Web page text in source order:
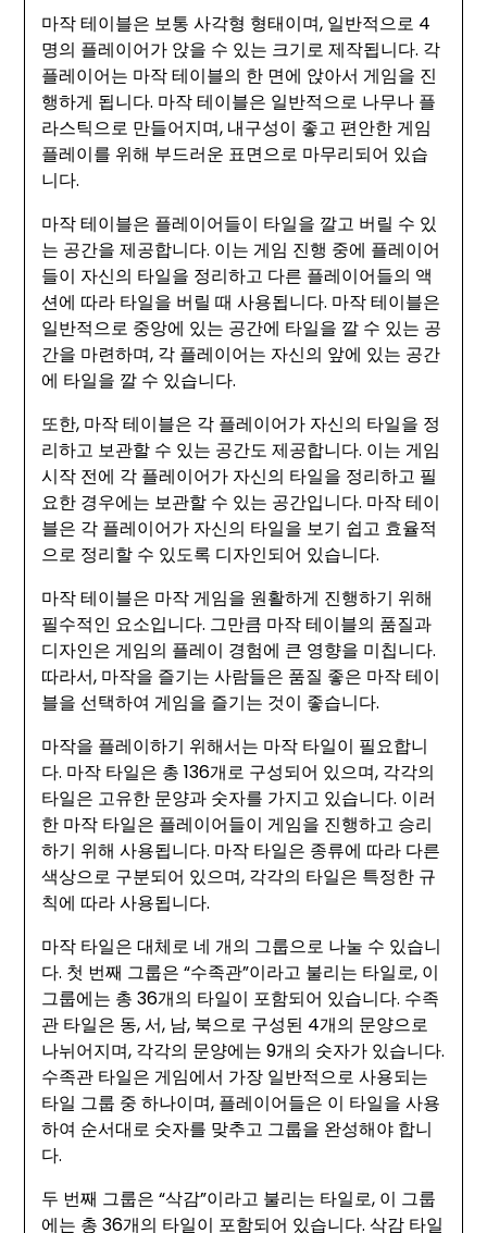
마작 테이블은 보통 사각형 형태이며, 일반적으로 4
명의 플레이어가 앉을 수 있는 크기로 제작됩니다. 각
플레이어는 마작 테이블의 한 면에 앉아서 게임을 진
행하게 됩니다. 마작 테이블은 일반적으로 나무나 플
라스틱으로 만들어지며, 내구성이 좋고 편안한 게임
플레이를 위해 부드러운 표면으로 마무리되어 있습
니다.
마작 테이블은 플레이어들이 타일을 깔고 버릴 수 있
는 공간을 제공합니다. 이는 게임 진행 중에 플레이어
들이 자신의 타일을 정리하고 다른 플레이어들의 액
션에 따라 타일을 버릴 때 사용됩니다. 마작 테이블은
일반적으로 중앙에 있는 공간에 타일을 깔 수 있는 공
간을 마련하며, 각 플레이어는 자신의 앞에 있는 공간
에 타일을 깔 수 있습니다.
또한, 마작 테이블은 각 플레이어가 자신의 타일을 정
리하고 보관할 수 있는 공간도 제공합니다. 이는 게임
시작 전에 각 플레이어가 자신의 타일을 정리하고 필
요한 경우에는 보관할 수 있는 공간입니다. 마작 테이
블은 각 플레이어가 자신의 타일을 보기 쉽고 효율적
으로 정리할 수 있도록 디자인되어 있습니다.
마작 테이블은 마작 게임을 원활하게 진행하기 위해
필수적인 요소입니다. 그만큼 마작 테이블의 품질과
디자인은 게임의 플레이 경험에 큰 영향을 미칩니다.
따라서, 마작을 즐기는 사람들은 품질 좋은 마작 테이
블을 선택하여 게임을 즐기는 것이 좋습니다.
마작을 플레이하기 위해서는 마작 타일이 필요합니
다. 마작 타일은 총 136개로 구성되어 있으며, 각각의
타일은 고유한 문양과 숫자를 가지고 있습니다. 이러
한 마작 타일은 플레이어들이 게임을 진행하고 승리
하기 위해 사용됩니다. 마작 타일은 종류에 따라 다른
색상으로 구분되어 있으며, 각각의 타일은 특정한 규
칙에 따라 사용됩니다.
마작 타일은 대체로 네 개의 그룹으로 나눌 수 있습니
다. 첫 번째 그룹은 “수족관”이라고 불리는 타일로, 이
그룹에는 총 36개의 타일이 포함되어 있습니다. 수족
관 타일은 동, 서, 남, 북으로 구성된 4개의 문양으로
나뉘어지며, 각각의 문양에는 9개의 숫자가 있습니다.
수족관 타일은 게임에서 가장 일반적으로 사용되는
타일 그룹 중 하나이며, 플레이어들은 이 타일을 사용
하여 순서대로 숫자를 맞추고 그룹을 완성해야 합니
다.
두 번째 그룹은 “삭감”이라고 불리는 타일로, 이 그룹
에는 총 36개의 타일이 포함되어 있습니다. 삭감 타일